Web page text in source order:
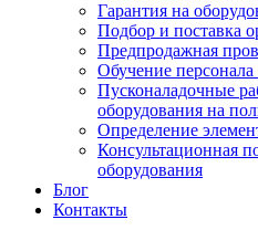
Гарантия на
Подбор и поставка
Предпродажная
Обучение персонала
Пусконаладочные
оборудования на
Определение
Консультационная
оборудования
Блог
Контакты